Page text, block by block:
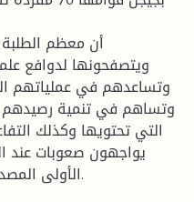
أن معظم
ويتصفحونها لدوافع
وتساعدهم في عملياتهم
وتساهم في تنمية رصيدهم
التي تحتويها وكذلك
يواجهون صعوبات عند
الأولى